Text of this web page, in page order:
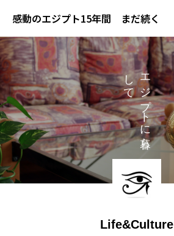
感動のエジプト15年間 まだ続く
エ
ジ
プ
ト
に
ら
し
て
Life&Culture